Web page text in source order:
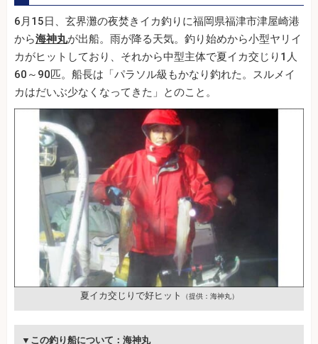
6月15日、玄界灘の夜焚きイカ釣りに福岡県福津市津屋崎港
から海神丸が出船。雨が降る天気。釣り始めから小型ヤリイ
カがヒットしており、それから中型主体で夏イカ交じり1人
60～90匹。船長は「パラソル級もかなり釣れた。スルメイ
カはだいぶ少なくなってきた」とのこと。
夏イカ交じりで好ヒット （提供：海神丸）
▼この釣り船について： 海神丸